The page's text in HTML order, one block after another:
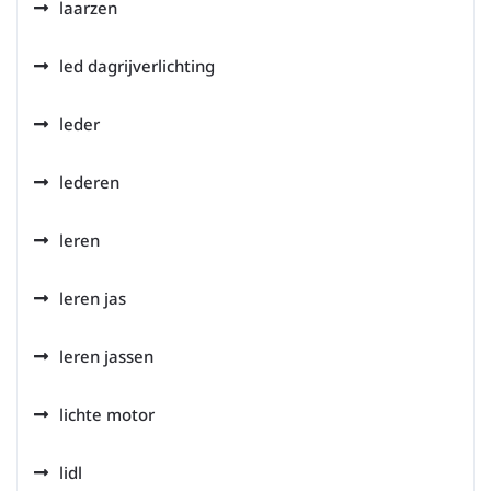
laarzen
led dagrijverlichting
leder
lederen
leren
leren jas
leren jassen
lichte motor
lidl